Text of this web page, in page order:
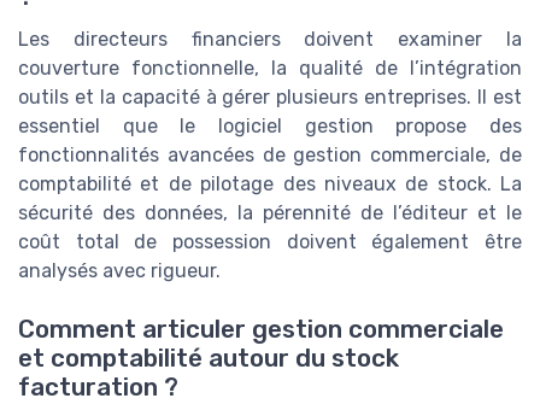
Les directeurs financiers doivent examiner la
couverture fonctionnelle, la qualité de l’intégration
outils et la capacité à gérer plusieurs entreprises. Il est
essentiel que le logiciel gestion propose des
fonctionnalités avancées de gestion commerciale, de
comptabilité et de pilotage des niveaux de stock. La
sécurité des données, la pérennité de l’éditeur et le
coût total de possession doivent également être
analysés avec rigueur.
Comment articuler gestion commerciale
et comptabilité autour du stock
facturation ?